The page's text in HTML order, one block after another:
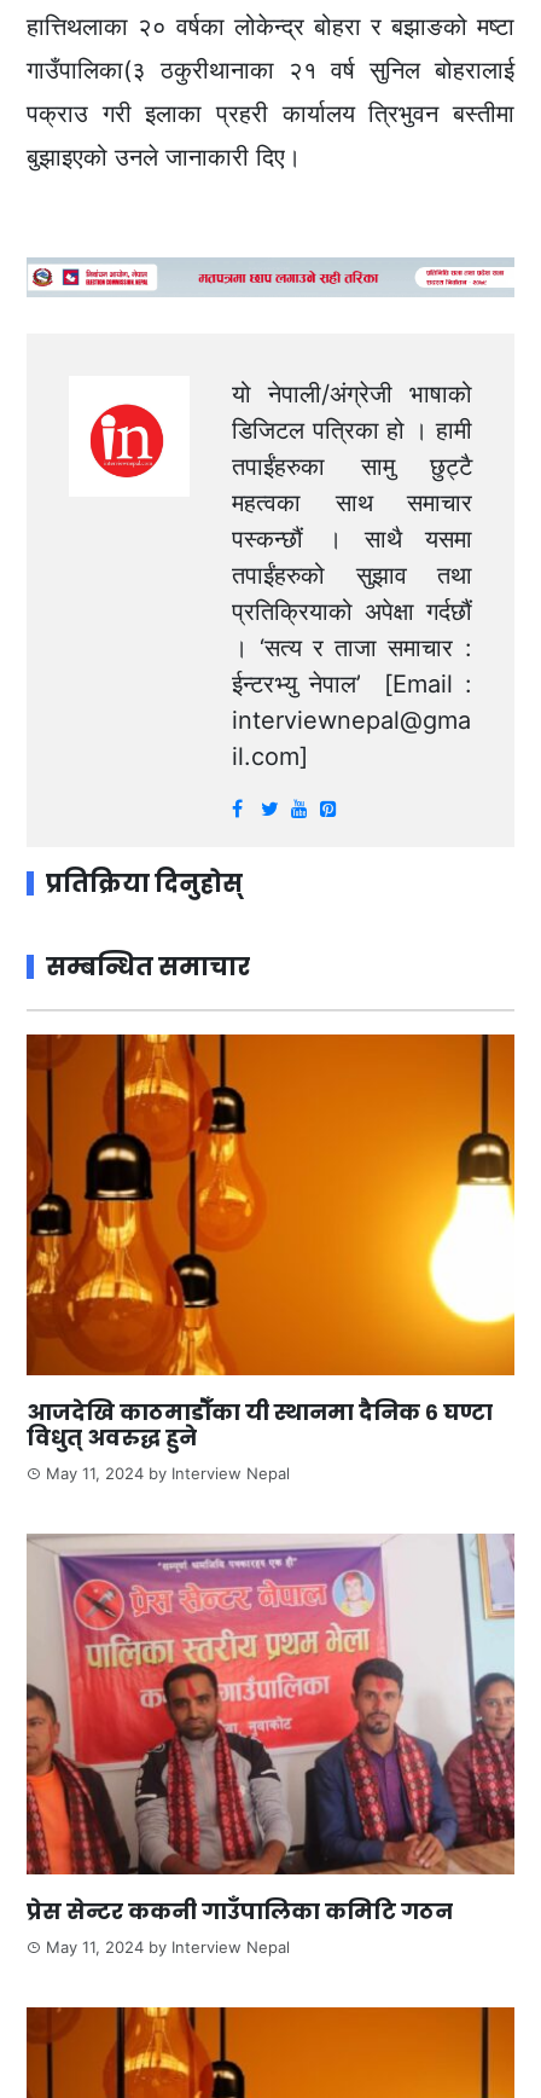
हात्तिथलाका २० वर्षका लोकेन्द्र बोहरा र बझाङको मष्टा
गाउँपालिका(३ ठकुरीथानाका २१ वर्ष सुनिल बोहरालाई
पक्राउ गरी इलाका प्रहरी कार्यालय त्रिभुवन बस्तीमा
बुझाइएको उनले जानाकारी दिए।
यो नेपाली/अंग्रेजी भाषाको
डिजिटल पत्रिका हो । हामी
तपाईंहरुका सामु छुट्टै
महत्वका साथ समाचार
पस्कन्छौं । साथै यसमा
तपाईंहरुको सुझाव तथा
प्रतिक्रियाको अपेक्षा गर्दछौं
। ‘सत्य र ताजा समाचार :
ईन्टरभ्यु नेपाल’ [Email :
interviewnepal@gma
il.com]
प्रतिक्रिया दिनुहोस्
सम्बन्धित समाचार
आजदेखि काठमाडौँका यी स्थानमा दैनिक ६ घण्टा
विधुत् अवरुद्ध हुने
May 11, 2024 by Interview Nepal
प्रेस सेन्टर ककनी गाउँपालिका कमिटि गठन
May 11, 2024 by Interview Nepal